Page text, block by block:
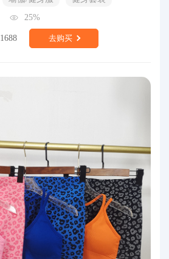
25%
1688 去购买